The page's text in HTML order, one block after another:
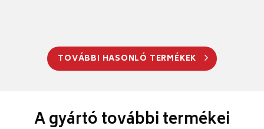
TOVÁBBI HASONLÓ TERMÉKEK
A gyártó további termékei